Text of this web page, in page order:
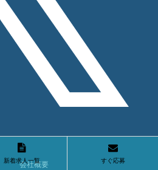
会社概要
新着求人一覧 すぐ応募